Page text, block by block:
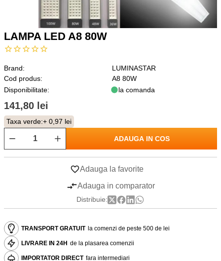
LAMPA LED A8 80W
Brand:
LUMINASTAR
Cod produs:
A8 80W
Disponibilitate:
la comanda
141,80 lei
Taxa verde:+ 0,97 lei
ADAUGA IN COS
Adauga la favorite
Adauga in comparator
Distribuie:
TRANSPORT GRATUIT la comenzi de peste 500 de lei
LIVRARE IN 24H de la plasarea comenzii
IMPORTATOR DIRECT fara intermediari